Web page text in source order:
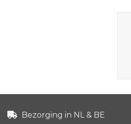
Bezorging in NL & BE